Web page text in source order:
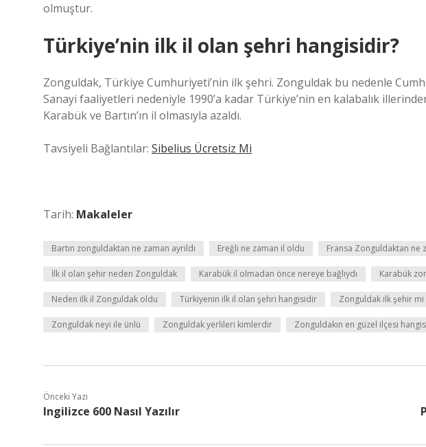
olmuştur.
Türkiye’nin ilk il olan şehri hangisidir?
Zonguldak, Türkiye Cumhuriyeti’nin ilk şehri. Zonguldak bu nedenle
Sanayi faaliyetleri nedeniyle 1990’a kadar Türkiye’nin en kalabalık
Karabük ve Bartın’ın il olmasıyla azaldı.
Tavsiyeli Bağlantılar: Sibelius Ücretsiz Mi
Tarih: Makaleler
Bartın zonguldaktan ne zaman ayrıldı Ereğli ne zaman il oldu Fransa Zonguldaktan ne
İlk il olan şehir neden Zonguldak Karabük il olmadan önce nereye bağlıydı Karabük
Neden ilk il Zonguldak oldu Türkiyenin ilk il olan şehri hangisidir Zonguldak ilk şehir mi
Zonguldak neyi ile ünlü Zonguldak yerlileri kimlerdir Zonguldakın en güzel ilçesi
Önceki Yazı
Ingilizce 600 Nasıl Yazılır